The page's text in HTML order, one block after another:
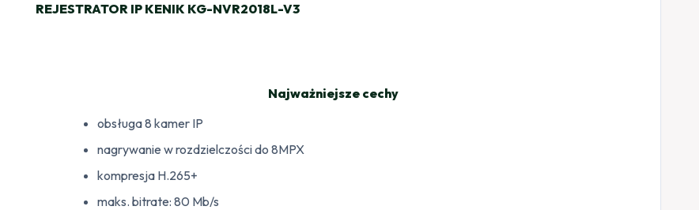
REJESTRATOR IP KENIK KG-NVR2018L-V3
Najważniejsze cechy
obsługa 8 kamer IP
nagrywanie w rozdzielczości do 8MPX
kompresja H.265+
maks. bitrate: 80 Mb/s